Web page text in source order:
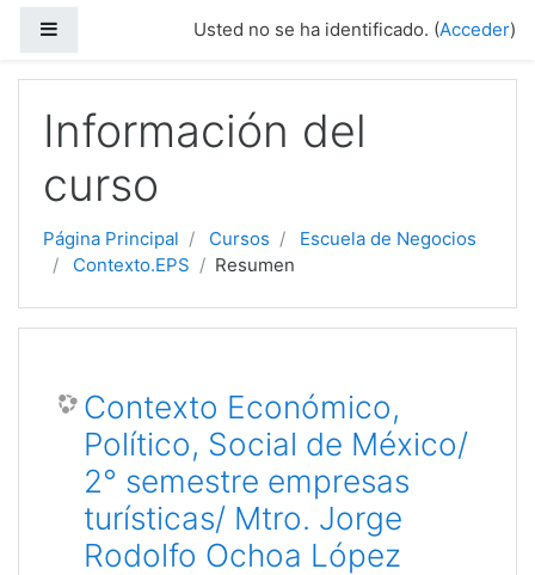
Usted no se ha identificado. (Acceder)
Información del
curso
Página Principal Cursos
Escuela de Negocios
Contexto.EPS
Resumen
Contexto Económico,
Político, Social de México/
2° semestre empresas
turísticas/ Mtro. Jorge
Rodolfo Ochoa López